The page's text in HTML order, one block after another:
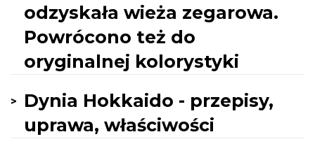
odzyskała wieża zegarowa.
Powrócono też do
oryginalnej kolorystyki
Dynia Hokkaido - przepisy,
uprawa, właściwości